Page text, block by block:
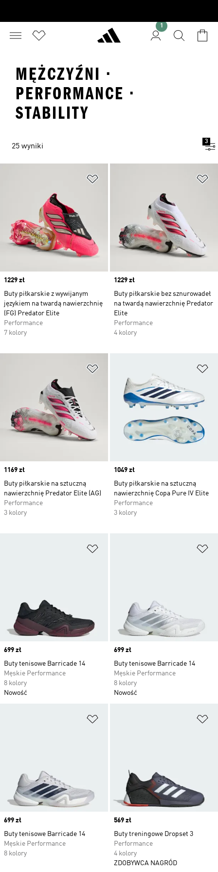
1
MĘŻCZYŹNI ·
PERFORMANCE ·
STABILITY
25 wyniki
3
Price
1229 zł
Buty piłkarskie z wywijanym
językiem na twardą nawierzchnię
(FG) Predator Elite
Performance
7 kolory
Price
1229 zł
Buty piłkarskie bez sznurowadeł
na twardą nawierzchnię Predator
Elite
Performance
4 kolory
Price
1169 zł
Buty piłkarskie na sztuczną
nawierzchnię Predator Elite (AG)
Performance
3 kolory
Price
1049 zł
Buty piłkarskie na sztuczną
nawierzchnię Copa Pure IV Elite
Performance
3 kolory
Price
699 zł
Buty tenisowe Barricade 14
Męskie Performance
8 kolory
Nowość
Price
699 zł
Buty tenisowe Barricade 14
Męskie Performance
8 kolory
Nowość
Price
699 zł
Buty tenisowe Barricade 14
Męskie Performance
8 kolory
Price
569 zł
Buty treningowe Dropset 3
Performance
4 kolory
ZDOBYWCA NAGRÓD